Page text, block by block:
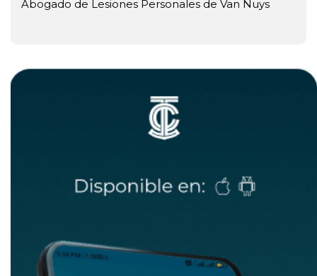
Abogado de Lesiones Personales de Van Nuys